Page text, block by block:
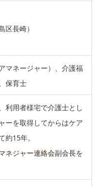
区長崎）
マネージャー）、介護福
保育士
利用者様宅で介護士とし
ーを取得してからはケア
約15年。
ネジャー連絡会副会長を